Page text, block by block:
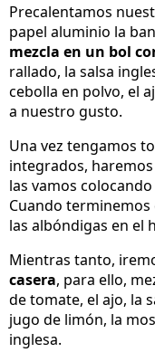
Precalentamos
papel aluminio la
mezcla en un bol
rallado, la salsa
cebolla en polvo, el
a nuestro gusto.
Una vez tengamos
integrados,
las vamos
Cuando terminemos
las albóndigas en el
Mientras tanto,
casera, para ello,
de tomate, el ajo, la
jugo de limón, la
inglesa.